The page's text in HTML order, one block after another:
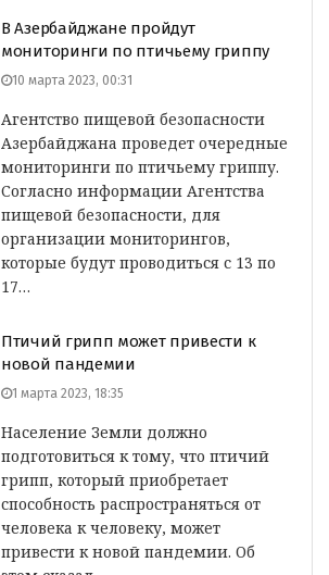
В Азербайджане пройдут
мониторинги по птичьему гриппу
10 марта 2023, 00:31
Агентство пищевой безопасности
Азербайджана проведет очередные
мониторинги по птичьему гриппу.
Согласно информации Агентства
пищевой безопасности, для
организации мониторингов,
которые будут проводиться с 13 по
17…
Птичий грипп может привести к
новой пандемии
1 марта 2023, 18:35
Население Земли должно
подготовиться к тому, что птичий
грипп, который приобретает
способность распространяться от
человека к человеку, может
привести к новой пандемии. Об